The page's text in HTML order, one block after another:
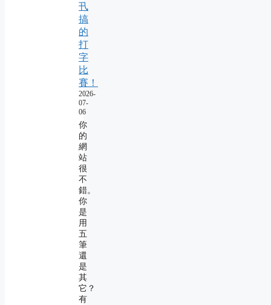
卂
搞
的
打
字
比
賽！
2026-
07-
06
你
的
網
站
很
不
錯。
你
是
用
五
筆
還
是
其
它？
有